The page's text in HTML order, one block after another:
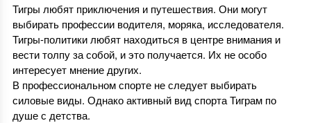
Тигры любят приключения и путешествия. Они могут
выбирать профессии водителя, моряка, исследователя.
Тигры-политики любят находиться в центре внимания и
вести толпу за собой, и это получается. Их не особо
интересует мнение других.
В профессиональном спорте не следует выбирать
силовые виды. Однако активный вид спорта Тиграм по
душе с детства.